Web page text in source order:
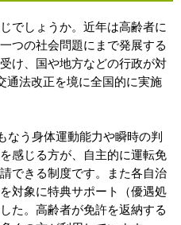
でしょうか。近年は高齢者に
つの社会問題にまで発展する
け、国や地方などの行政が対
通法改正を境に全国的に実施
なう身体運動能力や瞬時の判
感じる方が、自主的に運転免
できる制度です。また各自治
対象に特典サポート（優遇処
た。高齢者が免許を返納する